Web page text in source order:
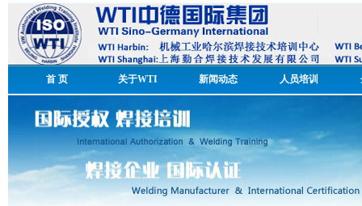
首 页 关于WTI 新闻动态 人员培训